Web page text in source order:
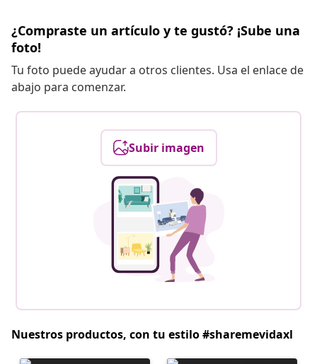
¿Compraste un artículo y te gustó? ¡Sube una
foto!
Tu foto puede ayudar a otros clientes. Usa el enlace de
abajo para comenzar.
Subir imagen
Nuestros productos, con tu estilo #sharemevidaxl